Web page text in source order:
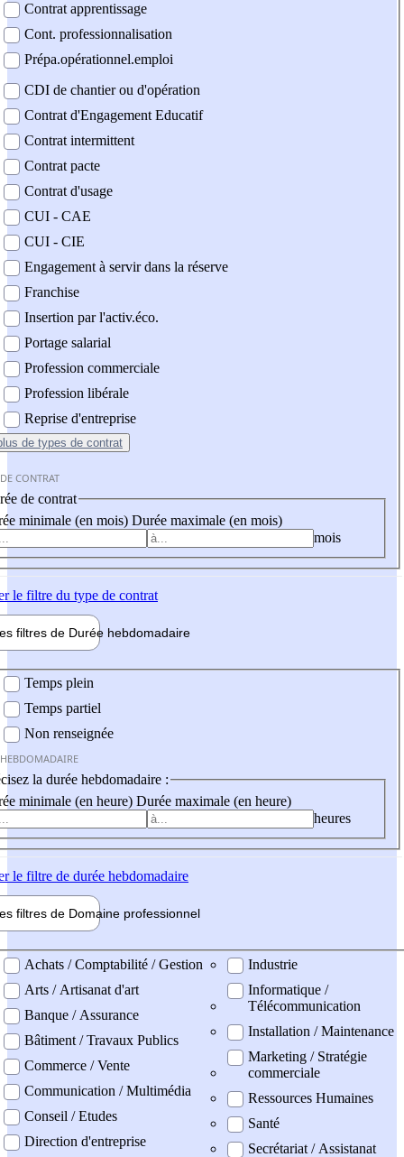
Contrat apprentissage
Cont. professionnalisation
Prépa.opérationnel.emploi
CDI de chantier ou d'opération
Contrat d'Engagement Educatif
Contrat intermittent
Contrat pacte
Contrat d'usage
CUI - CAE
CUI - CIE
Engagement à servir dans la réserve
Franchise
Insertion par l'activ.éco.
Portage salarial
Profession commerciale
Profession libérale
Reprise d'entreprise
de types de contrat
CONTRAT
de contrat
minimale (en mois) Durée maximale (en mois)
mois
le filtre du type de contrat
filtres de Durée hebdomadaire
Temps plein
Temps partiel
Non renseignée
la durée hebdomadaire :
minimale (en heure) Durée maximale (en heure)
heures
le filtre de durée hebdomadaire
filtres de Domaine professionnel
professionel
Achats / Comptabilité / Gestion
Arts / Artisanat d'art
Banque / Assurance
Bâtiment / Travaux Publics
Commerce / Vente
Communication / Multimédia
Conseil / Etudes
Direction d'entreprise
Industrie
Informatique /
Télécommunication
Installation / Maintenance
Marketing / Stratégie
commerciale
Ressources Humaines
Santé
Secrétariat / Assistanat